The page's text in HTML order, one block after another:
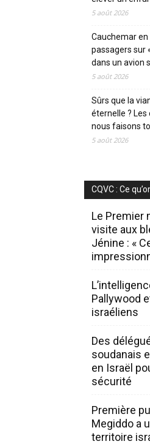
5 août 2026
Cauchemar en
passagers sur
dans un avion
5 août 2026
Sûrs que la
éternelle ? Les
nous faisons
5 août 2026
CQVC : Ce
Le Premier
visite aux
Jénine : «
Pallywood
israéliens
Des
soudanais
en Israël
sécurité
Première
Megiddo a
territoire